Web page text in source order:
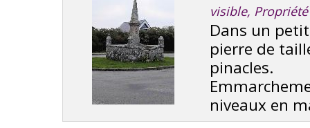
visible,
Dans un
pierre de
pinacles.
niveaux en